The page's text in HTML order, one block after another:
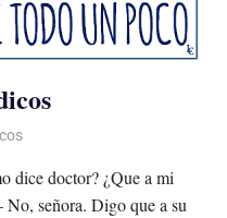
dice doctor? ¿Que a mi
No, señora. Digo que a su